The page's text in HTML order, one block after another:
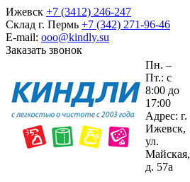
Ижевск +7 (3412) 246-247
Склад г. Пермь +7 (342) 271-96-46
E-mail: ooo@kindly.su
Заказать звонок
Пн. –
Пт.: с
8:00 до
17:00
Адрес: г.
Ижевск,
ул.
Майская,
д. 57а